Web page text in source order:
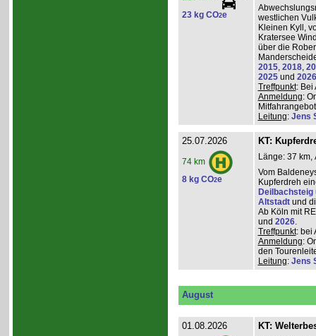
23 kg CO2e
westlichen
Kleinen Kyll,
Kratersee
über die
2015, 2018,
2025und 2026
Treffpunkt: Bei
Anmeldung:
Leitung: Jens
25.07.2026
74 km
8 kg CO2e
KT:
Länge: 37 km,
Vom
Kupferdreh
Deilbachsteig
Altstadtund
Ab Köln mit
und 2026.
Treffpunkt: bei
Anmeldung:
den
Leitung: Jens
August
01.08.2026 KT: